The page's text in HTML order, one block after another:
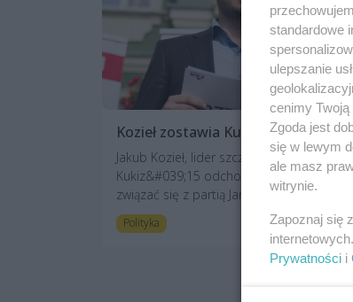
Kozieł zostawia Kukiza i idzie do
Jakub Kozieł, lider szczecińskich struktur
Kukiz&#039;15 odchodzi z ugrupowania
związać się z partią Janusza Korwi...
Polityka
standardowe
ulepszanie
cenimy
Zgoda jest
się w lewym
ale masz
witrynie.
Zapoznaj się
Prywatności i